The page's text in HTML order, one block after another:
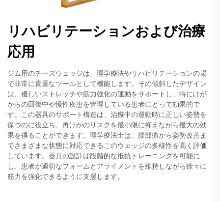
リハビリテーションおよび治療
応用
ジム用のチーズウェッジは、理学療法やリハビリテーションの場
で非常に貴重なツールとして機能します。その傾斜したデザイン
は、優しいストレッチや筋力強化の運動をサポートし、特にけが
からの回復中や慢性疾患を管理している患者にとって効果的で
す。この器具のサポート構造は、治療中の運動時に正しい姿勢を
保つのに役立ち、再けがのリスクを最小限に抑えながら最大の効
果を得ることができます。理学療法士は、腰部痛から姿勢改善ま
でさまざまな状態に対応できるこのウェッジの多様性を高く評価
しています。器具の設計は段階的な抵抗トレーニングを可能に
し、患者が適切なフォームとアライメントを維持しながら徐々に
筋力を強化できるように支援します。